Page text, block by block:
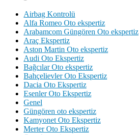
Airbag Kontrolü
Alfa Romeo Oto ekspertiz
Arabamcom Güngören Oto ekspertiz
Araç Ekspertiz
Aston Martin Oto ekspertiz
Audi Oto Ekspertiz
Bağcılar Oto ekspertiz
Bahçelievler Oto Ekspertiz
Dacia Oto Ekspertiz
Esenler Oto Ekspertiz
Genel
Güngören oto ekspertiz
Kamyonet Oto Ekspertiz
Merter Oto Ekspertiz